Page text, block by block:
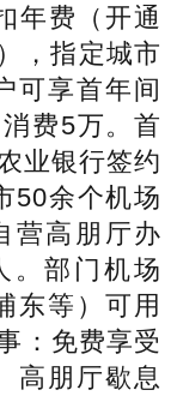
年费（开通
，指定城市
可享首年间
费5万。首
业银行签约
50余个机场
营高朋厅办
。部门机场
东等）可用
：免费享受
高朋厅歇息